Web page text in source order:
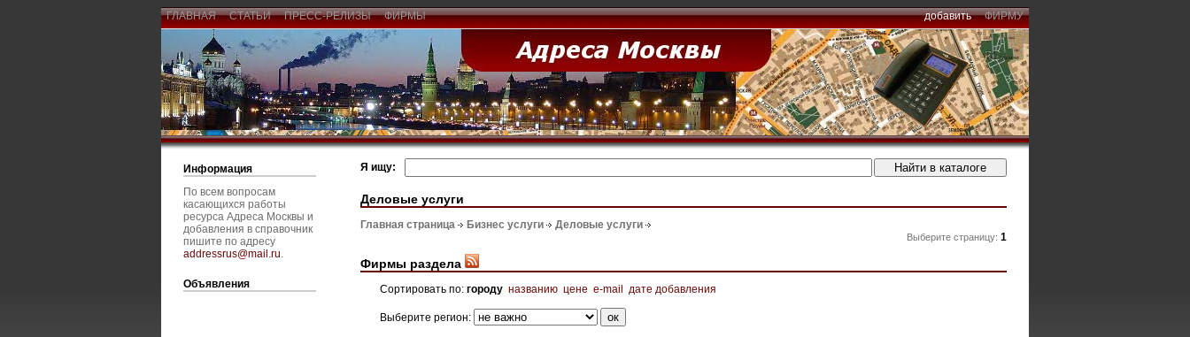
ГЛАВНАЯ СТАТЬИ ПРЕСС-РЕЛИЗЫ ФИРМЫ добавить ФИРМУ
Информация
По всем вопросам
касающихся работы
ресурса Адреса Москвы и
добавления в справочник
пишите по адресу
addressrus@mail.ru.
Объявления
Я ищу:
Деловые услуги
Главная страница Бизнес услуги Деловые услуги
Выберите страницу: 1
Фирмы раздела
Сортировать по: городу названию цене e-mail дате добавления
Выберите регион: